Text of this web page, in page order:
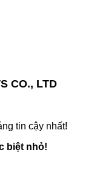
CO., LTD
tin cậy nhất!
biệt nhỏ!